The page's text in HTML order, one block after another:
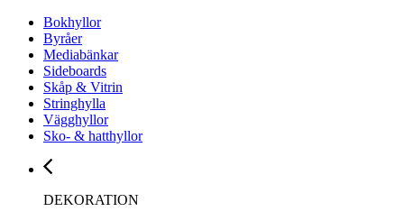
Bokhyllor
Byråer
Mediabänkar
Sideboards
Skåp & Vitrin
Stringhylla
Vägghyllor
Sko- & hatthyllor
DEKORATION